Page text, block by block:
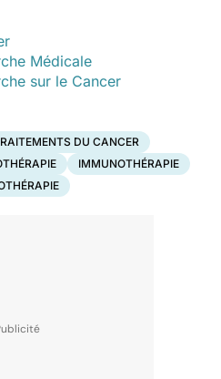
Médicale
sur le Cancer
DU CANCER
IMMUNOTHÉRAPIE